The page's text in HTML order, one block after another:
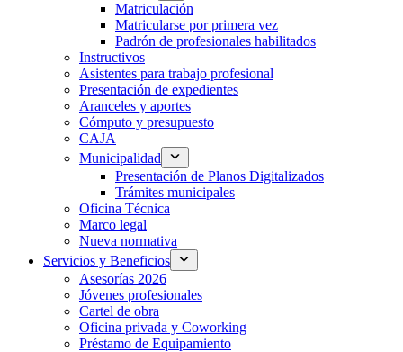
Matriculación
Matricularse por primera vez
Padrón de profesionales habilitados
Instructivos
Asistentes para trabajo profesional
Presentación de expedientes
Aranceles y aportes
Cómputo y presupuesto
CAJA
Municipalidad
Presentación de Planos Digitalizados
Trámites municipales
Oficina Técnica
Marco legal
Nueva normativa
Servicios y Beneficios
Asesorías 2026
Jóvenes profesionales
Cartel de obra
Oficina privada y Coworking
Préstamo de Equipamiento